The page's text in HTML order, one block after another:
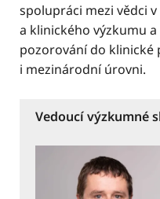
spolupráci mezi vědci
a klinického výzkumu
pozorování do klinické
i mezinárodní úrovni.
Vedoucí výzkumné